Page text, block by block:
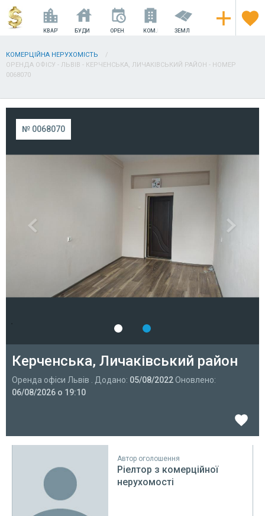
КВАРТИРИ БУДИНКИ ОРЕНДА КОМ.НЕРУХОМІСТЬ
ЗЕМЛЯ
КОМЕРЦІЙНА НЕРУХОМІСТЬ
ОРЕНДА ОФІСУ - ЛЬВІВ - КЕРЧЕНСЬКА, ЛИЧАКІВСЬКИЙ РАЙОН - НОМЕР
0068070
№ 0068070
Керченська, Личаківський район
Оренда офіси Львів . Додано: 05/08/2022 Оновлено:
06/08/2026 о 19:10
Автор оголошення
Ріелтор з комерційної
нерухомості